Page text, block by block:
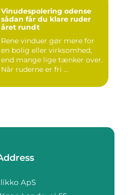
Vinudespolering odense
sådan får du klare ruder
året rundt
Rene vinduer gør mere for
en bolig eller virksomhed,
end mange lige tænker over.
Når ruderne er fri ...